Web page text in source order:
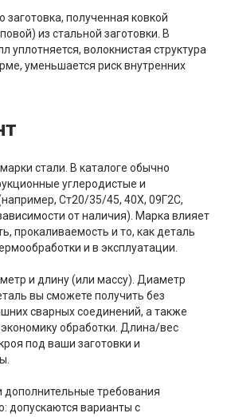
заготовка, полученная ковкой
из стальной заготовки. В
уплотняется, волокнистая структура
уменьшается риск внутренних
стали. В каталоге обычно
углеродистые и
Ст20/35/45, 40Х, 09Г2С,
от наличия). Марка влияет
прокаливаемость и то, как деталь
и в эксплуатации.
и длину (или массу). Диаметр
вы сможете получить без
сварных соединений, а также
обработки. Длина/вес
под ваши заготовки и
дополнительные требования
допускаются варианты с